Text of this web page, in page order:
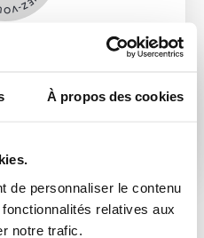
À propos des cookies
de personnaliser le contenu
relatives aux
notre trafic.
vous préparons une
chose qui permettra à nos
disons pas plus pour l’instant si
brochure